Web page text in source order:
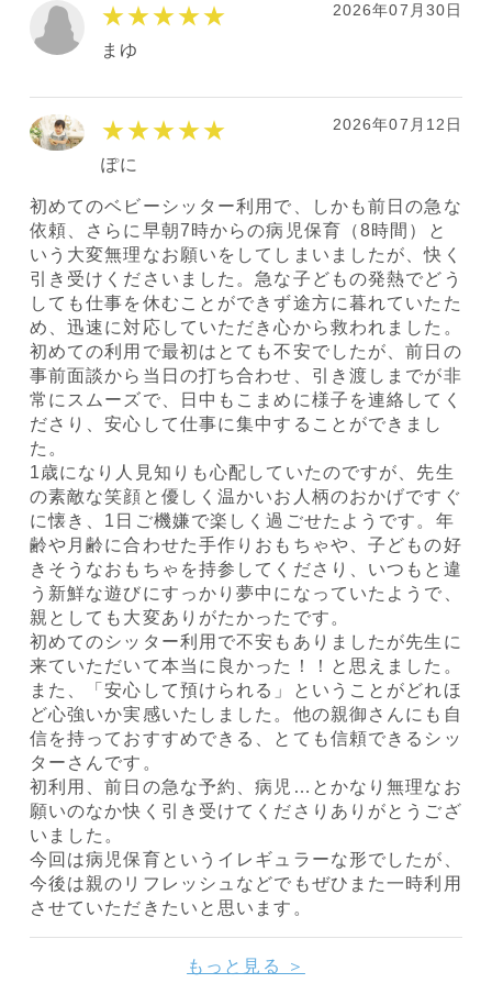
★★★★★ 2026年07月30日
まゆ
★★★★★ 2026年07月12日
ぽに
初めてのベビーシッター利用で、しかも前日の急な
依頼、さらに早朝7時からの病児保育（8時間）と
いう大変無理なお願いをしてしまいましたが、快く
引き受けくださいました。急な子どもの発熱でどう
しても仕事を休むことができず途方に暮れていたた
め、迅速に対応していただき心から救われました。
初めての利用で最初はとても不安でしたが、前日の
事前面談から当日の打ち合わせ、引き渡しまでが非
常にスムーズで、日中もこまめに様子を連絡してく
ださり、安心して仕事に集中することができまし
た。
1歳になり人見知りも心配していたのですが、先生
の素敵な笑顔と優しく温かいお人柄のおかげですぐ
に懐き、1日ご機嫌で楽しく過ごせたようです。年
齢や月齢に合わせた手作りおもちゃや、子どもの好
きそうなおもちゃを持参してくださり、いつもと違
う新鮮な遊びにすっかり夢中になっていたようで、
親としても大変ありがたかったです。
初めてのシッター利用で不安もありましたが先生に
来ていただいて本当に良かった！！と思えました。
また、「安心して預けられる」ということがどれほ
ど心強いか実感いたしました。他の親御さんにも自
信を持っておすすめできる、とても信頼できるシッ
ターさんです。
初利用、前日の急な予約、病児…とかなり無理なお
願いのなか快く引き受けてくださりありがとうござ
いました。
今回は病児保育というイレギュラーな形でしたが、
今後は親のリフレッシュなどでもぜひまた一時利用
させていただきたいと思います。
もっと見る ＞